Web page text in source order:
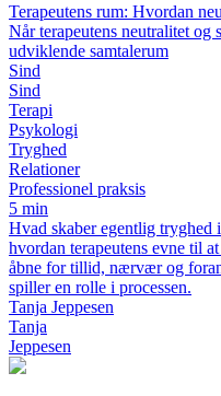
Terapeutens rum: Hvordan
Når terapeutens neutralitet
udviklende samtalerum
Sind
Sind
Terapi
Psykologi
Tryghed
Relationer
Professionel praksis
5 min
Hvad skaber egentlig tryghed
hvordan terapeutens evne til
åbne for tillid, nærvær og
spiller en rolle i processen.
Tanja Jeppesen
Tanja
Jeppesen